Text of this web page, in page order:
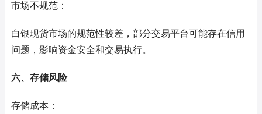
市场不规范：
白银现货市场的规范性较差，部分交易平台可能存在信用
问题，影响资金安全和交易执行。
六、存储风险
存储成本：